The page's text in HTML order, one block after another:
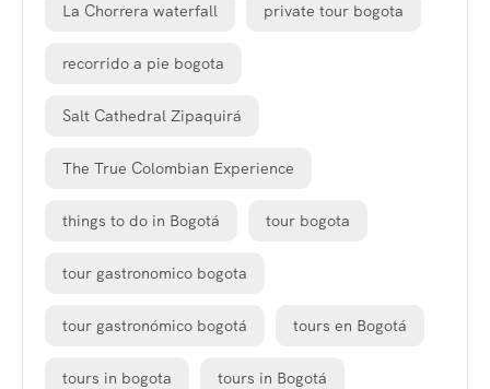
La Chorrera waterfall private tour bogota
recorrido a pie bogota
Salt Cathedral Zipaquirá
The True Colombian Experience
things to do in Bogotá tour bogota
tour gastronomico bogota
tour gastronómico bogotá tours en Bogotá
tours in bogota tours in Bogotá